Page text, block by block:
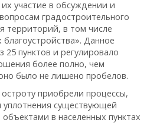
участие в обсуждении и
градостроительного
территорий, в том числе
благоустройства». Данное
25 пунктов и регулировало
более полно, чем
было не лишено пробелов.
приобрели процессы,
уплотнения существующей
в населенных пунктах